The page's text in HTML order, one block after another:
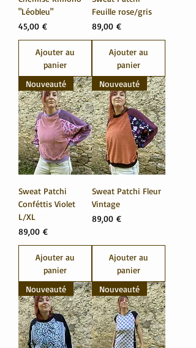
"Léobleu"
Prix
45,00 €
Ajouter au
panier
Feuille rose/gris
Prix
89,00 €
Ajouter au
panier
Nouveauté
Sweat Patchi
Conféttis Violet
L/XL
Prix
89,00 €
Ajouter au
panier
Nouveauté
Sweat Patchi Fleur
Vintage
Prix
89,00 €
Ajouter au
panier
Nouveauté
Nouveauté